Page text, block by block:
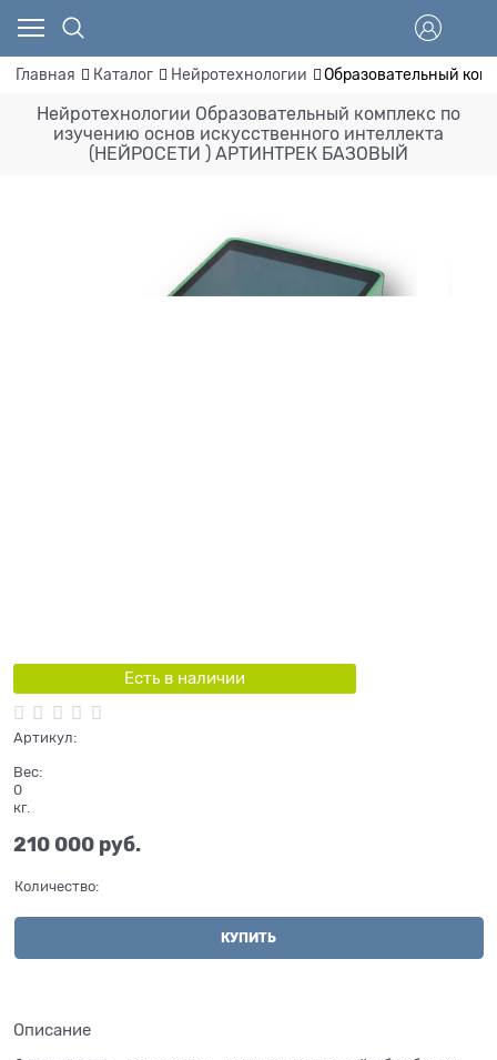
Главная Каталог Нейротехнологии Образовательный
Нейротехнологии Образовательный комплекс по
изучению основ искусственного интеллекта
(НЕЙРОСЕТИ ) АРТИНТРЕК БАЗОВЫЙ
Есть в наличии
Артикул:
Вес:
0
кг.
210 000 руб.
Количество:
КУПИТЬ
Описание